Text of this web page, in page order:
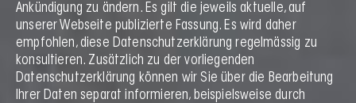
Ankündigung zu ändern. Es gilt die jeweils aktuelle, auf
unserer Webseite publizierte Fassung. Es wird daher
empfohlen, diese Datenschutzerklärung regelmässig zu
konsultieren. Zusätzlich zu der vorliegenden
Datenschutzerklärung können wir Sie über die Bearbeitung
Ihrer Daten separat informieren, beispielsweise durch